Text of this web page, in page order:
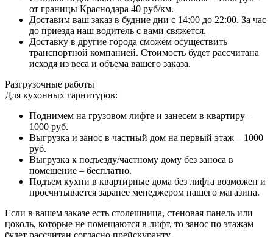
от границы Краснодара 40 руб/км.
Доставим ваш заказ в будние дни с 14:00 до 22:00. За час
до приезда наш водитель с вами свяжется.
Доставку в другие города сможем осуществить
транспортной компанией. Стоимость будет рассчитана
исходя из веса и объема вашего заказа.
Разгрузочные работы
Для кухонных гарнитуров:
Поднимем на грузовом лифте и занесем в квартиру –
1000 руб.
Выгрузка и занос в частный дом на первый этаж – 1000
руб.
Выгрузка к подъезду/частному дому без заноса в
помещение – бесплатно.
Подъем кухни в квартирные дома без лифта возможен и
просчитывается заранее менеджером нашего магазина.
Если в вашем заказе есть столешница, стеновая панель или
цоколь, которые не помещаются в лифт, то занос по этажам
будет рассчитан согласно прейскуранту.